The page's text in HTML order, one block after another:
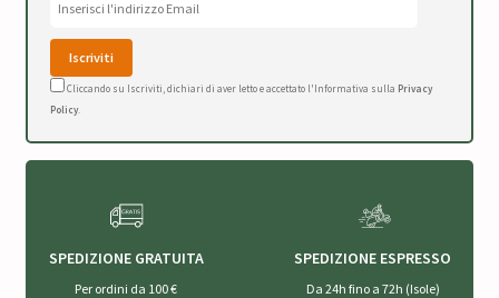
Cliccando su Iscriviti, dichiari di aver letto e accettato l'Informativa sulla Privacy
Policy.
SPEDIZIONE GRATUITA
Per ordini da 100 €
SPEDIZIONE ESPRESSO
Da 24h fino a 72h (Isole)